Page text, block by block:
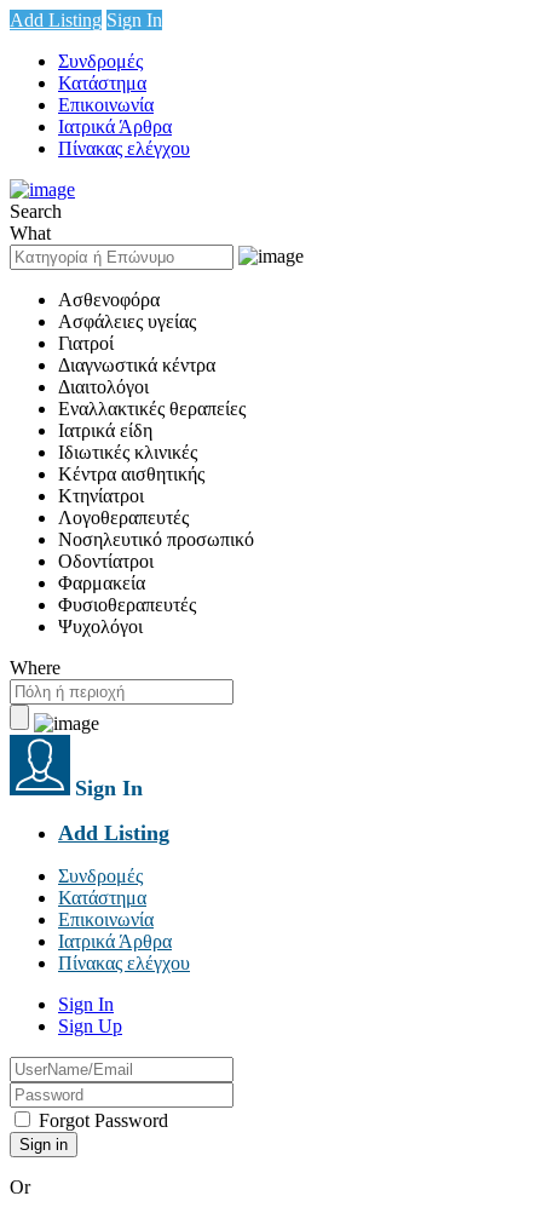
Add Listing Sign In
Συνδρομές
Κατάστημα
Επικοινωνία
Ιατρικά Άρθρα
Πίνακας ελέγχου
Search
What
Ασθενοφόρα
Ασφάλειες υγείας
Γιατροί
Διαγνωστικά κέντρα
Διαιτολόγοι
Εναλλακτικές θεραπείες
Ιατρικά είδη
Ιδιωτικές κλινικές
Κέντρα αισθητικής
Κτηνίατροι
Λογοθεραπευτές
Νοσηλευτικό προσωπικό
Οδοντίατροι
Φαρμακεία
Φυσιοθεραπευτές
Ψυχολόγοι
Where
Sign In
Add Listing
Συνδρομές
Κατάστημα
Επικοινωνία
Ιατρικά Άρθρα
Πίνακας ελέγχου
Sign In
Sign Up
Forgot Password
Or